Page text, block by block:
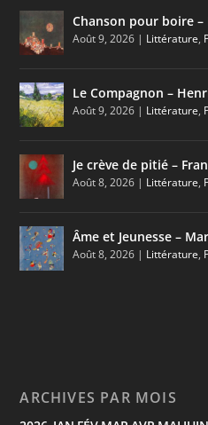
Chanson pour boire –
Août 9, 2026 | Littérature,
Le Compagnon –
Août 9, 2026 | Littérature,
Je crève de pitié –
Août 8, 2026 | Littérature,
Âme et Jeunesse –
Août 8, 2026 | Littérature,
ARCHIVES PAR MOIS